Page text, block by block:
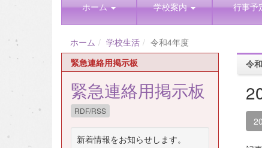
ホーム 学校案内 行事予
ホーム 学校生活
令和4年度
令
緊急連絡用掲示板
緊急連絡用掲示板
RDF/RSS
新着情報をお知らせします。